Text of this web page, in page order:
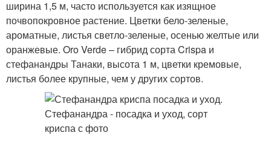
ширина 1,5 м, часто используется как изящное
почвопокровное растение. Цветки бело-зеленые,
ароматные, листья светло-зеленые, осенью желтые или
оранжевые. Oro Verde – гибрид сорта Crispa и
стефанандры Танаки, высота 1 м, цветки кремовые,
листья более крупные, чем у других сортов.